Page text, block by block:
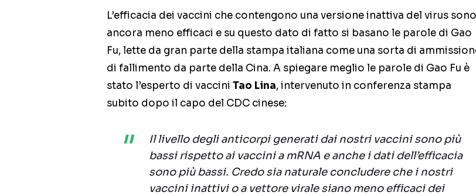
L’efficacia dei vaccini che contengono una versione inattiva del virus sono
ancora meno efficaci e su questo dato di fatto si basano le parole di Gao
Fu, lette da gran parte della stampa italiana come una sorta di
di fallimento da parte della Cina. A spiegare meglio le parole di Gao Fu è
stato l’esperto di vaccini Tao Lina, intervenuto in conferenza stampa
subito dopo il capo del CDC cinese:
Il livello degli anticorpi generati dai nostri vaccini sono più
bassi rispetto ai vaccini a mRNA e anche i dati dell’efficacia
sono più bassi. Credo sia naturale concludere che i nostri
vaccini inattivi o a vettore virale siano meno efficaci dei